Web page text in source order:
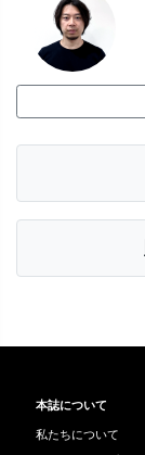
本誌について
私たちについて